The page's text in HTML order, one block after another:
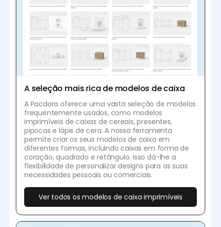
A seleção mais rica de modelos de caixa
A Pacdora oferece uma vasta seleção de modelos
frequentemente usados, como modelos
imprimíveis de caixas de cereais, presentes,
pipocas e lápis de cera. A nossa ferramenta
permite criar os seus modelos de caixa em
diferentes formas, incluindo caixas em forma de
coração, quadrado e retângulo. Isso dá-lhe a
flexibilidade de personalizar designs para as suas
necessidades pessoais ou comerciais.
Ver todos os modelos de caixa imprimíveis